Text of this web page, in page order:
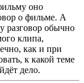
оно
о фильме. А
разговор обычно
клипа,
как и при
к какой теме
дело.